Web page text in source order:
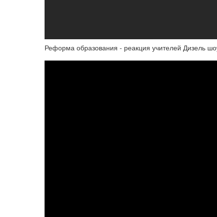
Реформа образования - реакция учителей Дизель